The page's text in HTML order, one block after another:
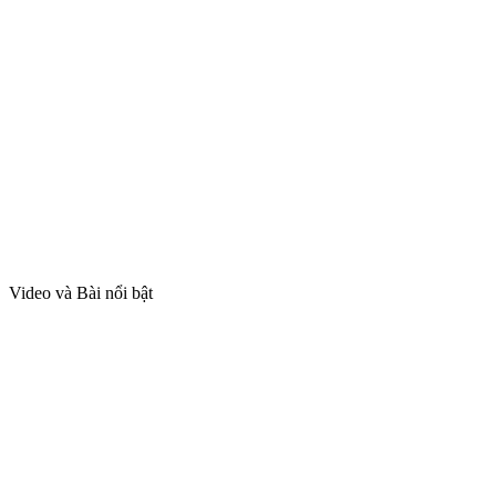
Video và Bài nổi bật